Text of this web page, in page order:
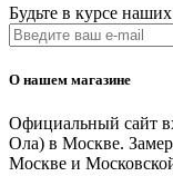
Будьте в курсе
О нашем магазине
Официальный сайт
Ола) в Москве.
Москве и